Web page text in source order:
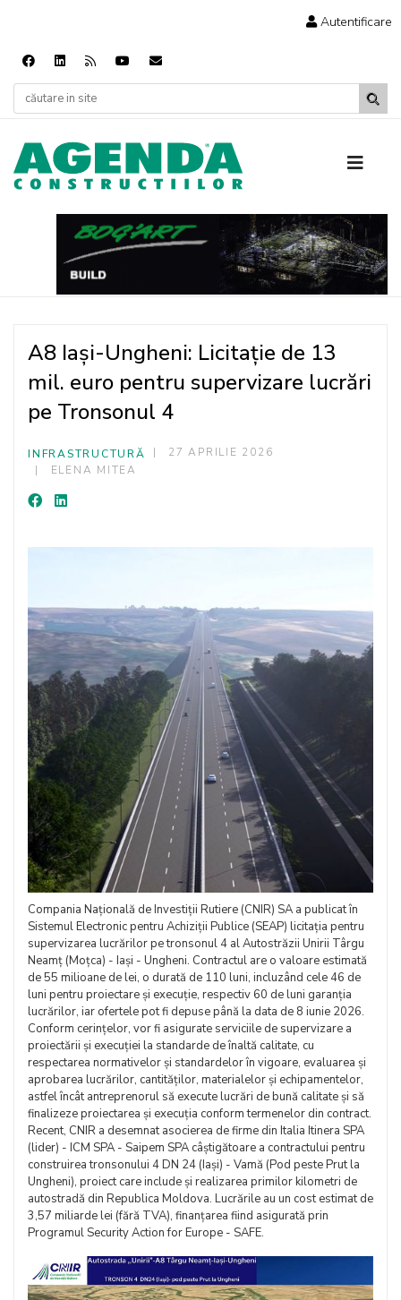
Autentificare
A8 Iași-Ungheni: Licitație de 13
mil. euro pentru supervizare lucrări
pe Tronsonul 4
INFRASTRUCTURĂ
27 APRILIE 2026
ELENA MITEA
Compania Națională de Investiții Rutiere (CNIR) SA a publicat în
Sistemul Electronic pentru Achiziții Publice (SEAP) licitația pentru
supervizarea lucrărilor pe tronsonul 4 al Autostrăzii Unirii Târgu
Neamț (Moțca) - Iași - Ungheni. Contractul are o valoare estimată
de 55 milioane de lei, o durată de 110 luni, incluzând cele 46 de
luni pentru proiectare și execuție, respectiv 60 de luni garanția
lucrărilor, iar ofertele pot fi depuse până la data de 8 iunie 2026.
Conform cerințelor, vor fi asigurate serviciile de supervizare a
proiectării și execuției la standarde de înaltă calitate, cu
respectarea normativelor și standardelor în vigoare, evaluarea și
aprobarea lucrărilor, cantităților, materialelor și echipamentelor,
astfel încât antreprenorul să execute lucrări de bună calitate și să
finalizeze proiectarea și execuția conform termenelor din contract.
Recent, CNIR a desemnat asocierea de firme din Italia Itinera SPA
(lider) - ICM SPA - Saipem SPA câștigătoare a contractului pentru
construirea tronsonului 4 DN 24 (Iași) - Vamă (Pod peste Prut la
Ungheni), proiect care include și realizarea primilor kilometri de
autostradă din Republica Moldova. Lucrările au un cost estimat de
3,57 miliarde lei (fără TVA), finanțarea fiind asigurată prin
Programul Security Action for Europe - SAFE.